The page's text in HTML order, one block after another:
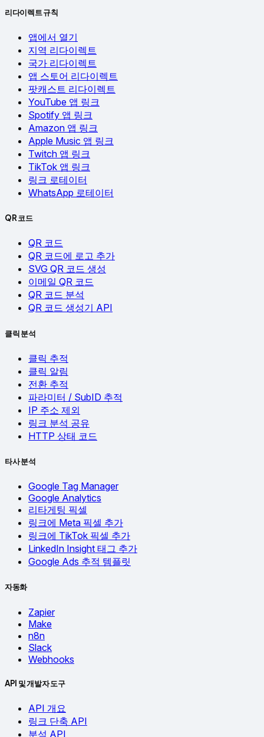
리다이렉트 규칙
앱에서 열기
지역 리다이렉트
국가 리다이렉트
앱 스토어 리다이렉트
팟캐스트 리다이렉트
YouTube 앱 링크
Spotify 앱 링크
Amazon 앱 링크
Apple Music 앱 링크
Twitch 앱 링크
TikTok 앱 링크
링크 로테이터
WhatsApp 로테이터
QR 코드
QR 코드
QR 코드에 로고 추가
SVG QR 코드 생성
이메일 QR 코드
QR 코드 분석
QR 코드 생성기 API
클릭 분석
클릭 추적
클릭 알림
전환 추적
파라미터 / SubID 추적
IP 주소 제외
링크 분석 공유
HTTP 상태 코드
타사 분석
Google Tag Manager
Google Analytics
리타게팅 픽셀
링크에 Meta 픽셀 추가
링크에 TikTok 픽셀 추가
LinkedIn Insight 태그 추가
Google Ads 추적 템플릿
자동화
Zapier
Make
n8n
Slack
Webhooks
API 및 개발자 도구
API 개요
링크 단축 API
분석 API